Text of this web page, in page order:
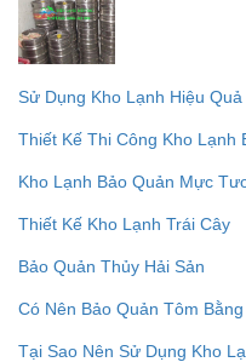
Sử Dụng Kho Lạnh Hiệu Quả
Thiết Kế Thi Công Kho Lạnh
Kho Lạnh Bảo Quản Mực
Thiết Kế Kho Lạnh Trái Cây
Bảo Quản Thủy Hải Sản
Có Nên Bảo Quản Tôm
Tại Sao Nên Sử Dụng Kho